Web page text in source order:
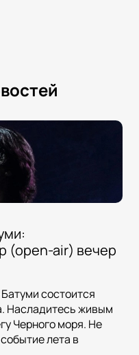
(open-air) вечер
состоится
Насладитесь живым
Черного моря. Не
лета в